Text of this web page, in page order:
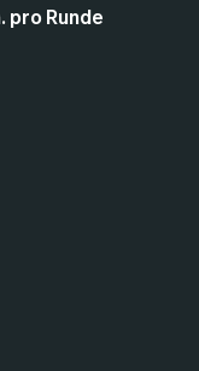
pro Runde